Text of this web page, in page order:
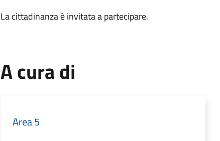
La cittadinanza è invitata a partecipare.
A cura di
Area 5